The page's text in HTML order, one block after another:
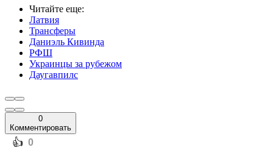
Читайте еще:
Латвия
Трансферы
Даниэль Кивинда
РФШ
Украинцы за рубежом
Даугавпилс
0
Комментировать
️👍 0